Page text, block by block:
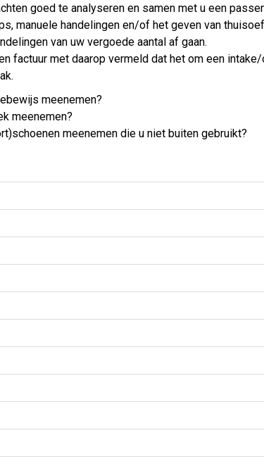
goed te analyseren en samen met u een
manuele handelingen en/of het geven van
van uw vergoede aantal af gaan.
factuur met daarop vermeld dat het om een
meenemen?
meenemen?
meenemen die u niet buiten gebruikt?